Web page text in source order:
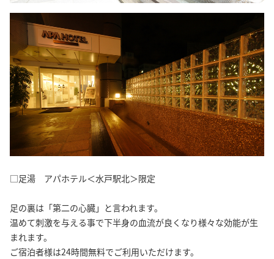
□足湯 アパホテル＜水戸駅北＞限定
足の裏は「第二の心臓」と言われます。
温めて刺激を与える事で下半身の血流が良くなり様々な効能が生
まれます。
ご宿泊者様は24時間無料でご利用いただけます。